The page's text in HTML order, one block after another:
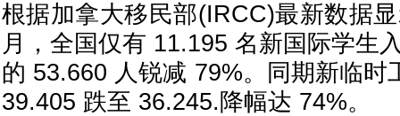
根据加拿大移民部(IRCC)最新数据
月，全国仅有 11.195 名新国际学生
的 53.660 人锐减 79%。同期新临时
39.405 跌至 36.245.降幅达 74%。